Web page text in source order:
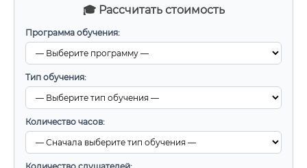
🎓 Рассчитать стоимость
Программа обучения:
Тип обучения:
Количество часов: